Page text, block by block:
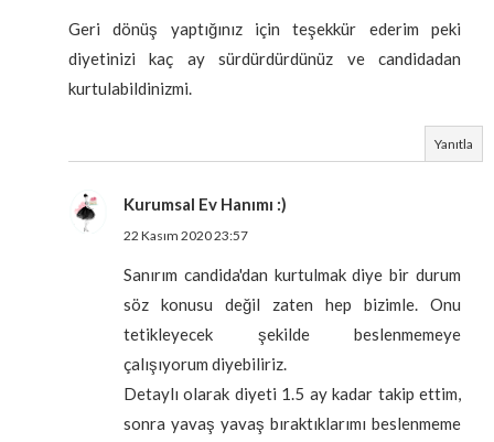
Geri dönüş yaptığınız için teşekkür ederim peki
diyetinizi kaç ay sürdürdürdünüz ve candidadan
kurtulabildinizmi.
Yanıtla
Kurumsal Ev Hanımı :)
22 Kasım 2020 23:57
Sanırım candida'dan kurtulmak diye bir durum
söz konusu değil zaten hep bizimle. Onu
tetikleyecek şekilde beslenmemeye
çalışıyorum diyebiliriz.
Detaylı olarak diyeti 1.5 ay kadar takip ettim,
sonra yavaş yavaş bıraktıklarımı beslenmeme